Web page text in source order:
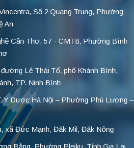
Số 2 Quang Trung, Phường
An
Cần Thơ, 57 - CMT8, Phường Bình
Lê Thái Tổ, phố Khánh Bình,
TP. Ninh Bình
Dược Hà Nội – Phường Phú Lương –
xã Đức Mạnh, Đăk Mil, Đăk Nông
Bằng, Phường Pleiku, Tỉnh Gia Lai